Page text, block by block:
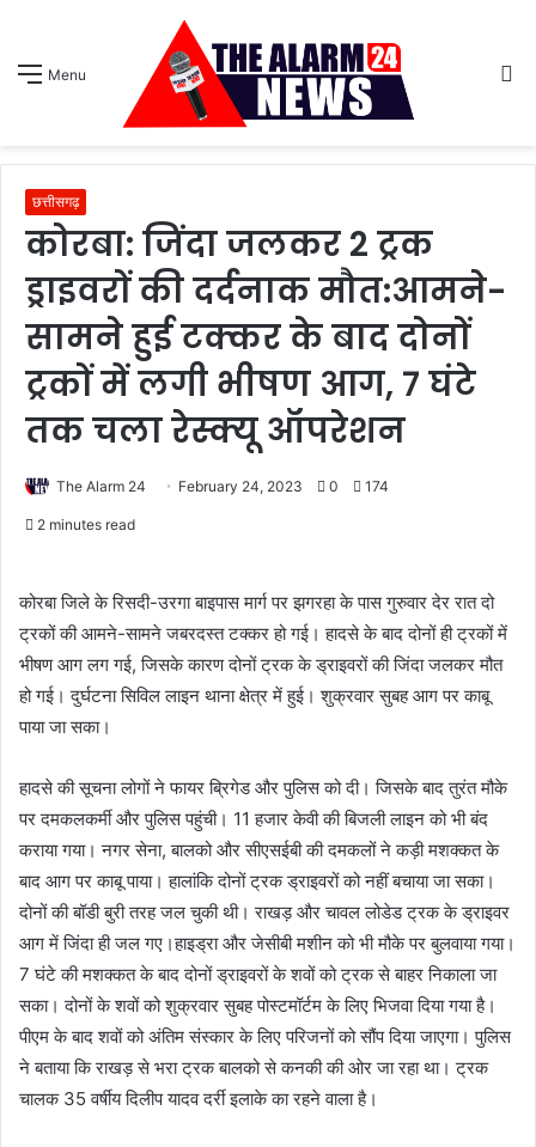
Menu
छत्तीसगढ़
कोरबा: जिंदा जलकर 2 ट्रक
ड्राइवरों की दर्दनाक मौत:आमने-
सामने हुई टक्कर के बाद दोनों
ट्रकों में लगी भीषण आग, 7 घंटे
तक चला रेस्क्यू ऑपरेशन
The Alarm 24 February 24, 2023 0 174
2 minutes read
कोरबा जिले के रिसदी-उरगा बाइपास मार्ग पर झगरहा के पास गुरुवार देर रात दो
ट्रकों की आमने-सामने जबरदस्त टक्कर हो गई। हादसे के बाद दोनों ही ट्रकों में
भीषण आग लग गई, जिसके कारण दोनों ट्रक के ड्राइवरों की जिंदा जलकर मौत
हो गई। दुर्घटना सिविल लाइन थाना क्षेत्र में हुई। शुक्रवार सुबह आग पर काबू
पाया जा सका।
हादसे की सूचना लोगों ने फायर ब्रिगेड और पुलिस को दी। जिसके बाद तुरंत मौके
पर दमकलकर्मी और पुलिस पहुंची। 11 हजार केवी की बिजली लाइन को भी बंद
कराया गया। नगर सेना, बालको और सीएसईबी की दमकलों ने कड़ी मशक्कत के
बाद आग पर काबू पाया। हालांकि दोनों ट्रक ड्राइवरों को नहीं बचाया जा सका।
दोनों की बॉडी बुरी तरह जल चुकी थी। राखड़ और चावल लोडेड ट्रक के ड्राइवर
आग में जिंदा ही जल गए।हाइड्रा और जेसीबी मशीन को भी मौके पर बुलवाया गया।
7 घंटे की मशक्कत के बाद दोनों ड्राइवरों के शवों को ट्रक से बाहर निकाला जा
सका। दोनों के शवों को शुक्रवार सुबह पोस्टमॉर्टम के लिए भिजवा दिया गया है।
पीएम के बाद शवों को अंतिम संस्कार के लिए परिजनों को सौंप दिया जाएगा। पुलिस
ने बताया कि राखड़ से भरा ट्रक बालको से कनकी की ओर जा रहा था। ट्रक
चालक 35 वर्षीय दिलीप यादव दर्री इलाके का रहने वाला है।